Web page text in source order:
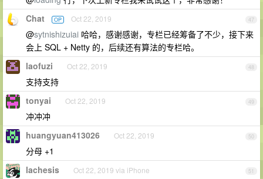
47
Chat OP Oct 22, 2019
@sytnishizuiai 哈哈，感谢感谢，专栏已经筹备了不少，接下来
会上 SQL + Netty 的，后续还有算法的专栏哈。
48
laofuzi Oct 22, 2019
支持支持
49
tonyai Oct 22, 2019
冲冲冲
50
huangyuan413026 Oct 22, 2019
分母 +1
51
lachesis Oct 22, 2019 via iPhone